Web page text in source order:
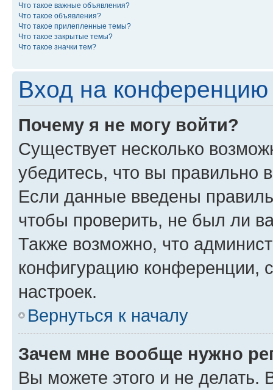
Что такое важные объявления?
Что такое объявления?
Что такое прилепленные темы?
Что такое закрытые темы?
Что такое значки тем?
Вход на конференцию
Почему я не могу войти?
Существует несколько
убедитесь, что вы правильно
Если данные введены
чтобы проверить, не был ли
Также возможно, что
конфигурацию конференции,
настроек.
Вернуться к началу
Зачем мне вообще нужно
Вы можете этого и не делать.